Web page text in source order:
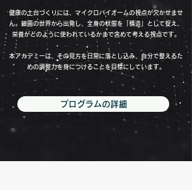
健康の土台づくりには、マイクロバイオームの視点が欠かせませ
ん。細菌の世界から出発し、全身の状態を「構造」として捉え、
栄養がどのように使われているかまで含めて考える視点です。
本アカデミーは、その見方を日常に落とし込み、自分で整えるた
めの調整力を身につけることを目標にしています。
プログラムの詳細